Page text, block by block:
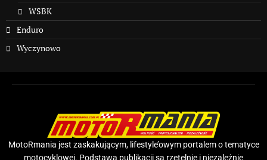
WSBK
Enduro
Wyczynowo
MotoRmania jest zaskakującym, lifestyle’owym portalem o tematyce
motocyklowej. Podstawą publikacji są rzetelnie i niezależnie